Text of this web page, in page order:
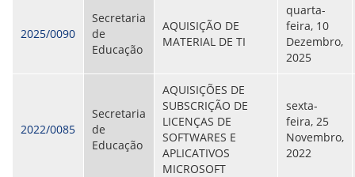
2025/0090
Secretaria
de
Educação
AQUISIÇÃO DE
MATERIAL DE TI
quarta-
feira, 10
Dezembro,
2025
2022/0085
Secretaria
de
Educação
AQUISIÇÕES DE
SUBSCRIÇÃO DE
LICENÇAS DE
SOFTWARES E
APLICATIVOS
MICROSOFT
sexta-
feira, 25
Novembro,
2022